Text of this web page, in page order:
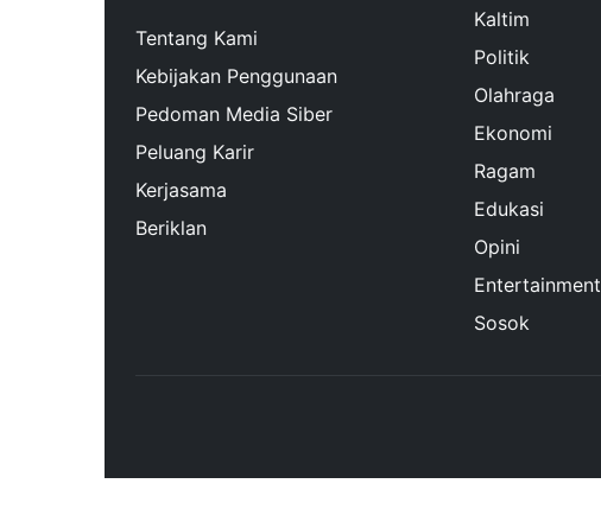
Tentang Kami
Kebijakan Penggunaan
Pedoman Media Siber
Peluang Karir
Kerjasama
Beriklan
Kaltim
Politik
Olahraga
Ekonomi
Ragam
Edukasi
Opini
Entertainment
Sosok